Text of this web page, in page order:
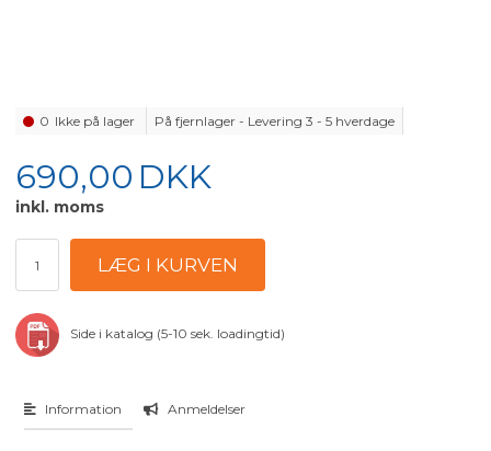
0 Ikke på lager På fjernlager - Levering 3 - 5 hverdage
690,00 DKK
inkl. moms
Side i katalog (5-10 sek. loadingtid)
Information Anmeldelser